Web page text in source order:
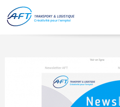
contenu
principal